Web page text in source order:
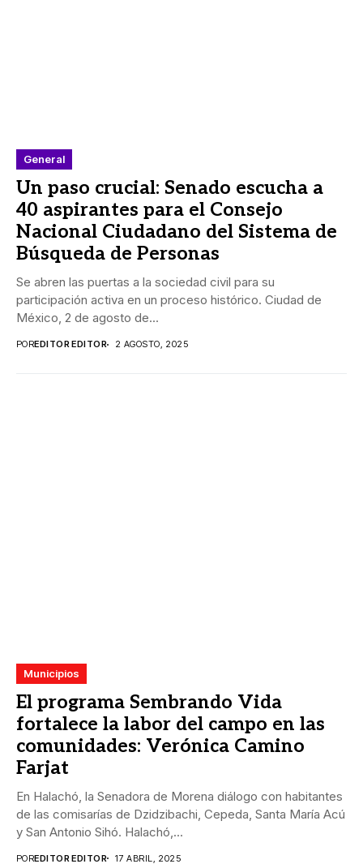
General
Un paso crucial: Senado escucha a
40 aspirantes para el Consejo
Nacional Ciudadano del Sistema de
Búsqueda de Personas
Se abren las puertas a la sociedad civil para su
participación activa en un proceso histórico. Ciudad de
México, 2 de agosto de...
POREDITOR EDITOR 2 AGOSTO, 2025
Municipios
El programa Sembrando Vida
fortalece la labor del campo en las
comunidades: Verónica Camino
Farjat
En Halachó, la Senadora de Morena diálogo con habitantes
de las comisarías de Dzidzibachi, Cepeda, Santa María Acú
y San Antonio Sihó. Halachó,...
POREDITOR EDITOR 17 ABRIL, 2025